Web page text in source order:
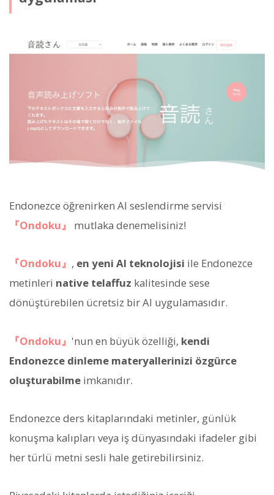
Endonezce öğrenirken AI seslendirme servisi
『Ondoku』
mutlaka denemelisiniz!
『Ondoku』 , en yeni AI teknolojisi ile Endonezce
metinleri native telaffuz kalitesinde sese
dönüştürebilen ücretsiz bir AI uygulamasıdır.
『Ondoku』 'nun en büyük özelliği, kendi
Endonezce dinleme materyallerinizi özgürce
oluşturabilme imkanıdır.
Endonezce ders kitaplarındaki metinler, günlük
konuşma kalıpları veya iş dünyasındaki ifadeler gibi
her türlü metni sesli hale getirebilirsiniz.